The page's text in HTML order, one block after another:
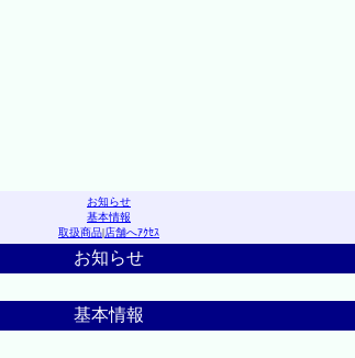
お知らせ
基本情報
取扱商品|店舗へｱｸｾｽ
お知らせ
基本情報